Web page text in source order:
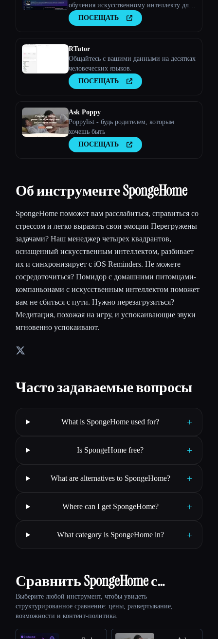
обучения искусственному интеллекту для
слушателей подкастов.
ПОСЕЩАТЬ
RTutor
Общайтесь с вашими данными на десятках
человеческих языков.
ПОСЕЩАТЬ
Ask Poppy
Poppylist - будь родителем, которым
хочешь быть
ПОСЕЩАТЬ
Об инструменте SpongeHome
SpongeHome поможет вам расслабиться, справиться со
стрессом и легко выразить свои эмоции Перегружены
задачами? Наш менеджер четырех квадрантов,
оснащенный искусственным интеллектом, разбивает
их и синхронизирует с iOS Reminders. Не можете
сосредоточиться? Помидор с домашними питомцами-
компаньонами с искусственным интеллектом поможет
вам не сбиться с пути. Нужно перезагрузиться?
Медитация, похожая на игру, и успокаивающие звуки
мгновенно успокаивают.
Часто задаваемые вопросы
What is SpongeHome used for? +
Is SpongeHome free? +
What are alternatives to SpongeHome? +
Where can I get SpongeHome? +
What category is SpongeHome in? +
Сравнить SpongeHome с…
Выберите любой инструмент, чтобы увидеть
структурированное сравнение: цены, развертывание,
возможности и контент-политика.